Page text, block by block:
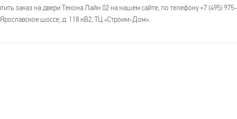
заказ на двери Текона Лайн 02 на нашем сайте, по телефону +7 (495) 975-
шоссе, д. 118 кВ2, ТЦ «Строим-Дом».